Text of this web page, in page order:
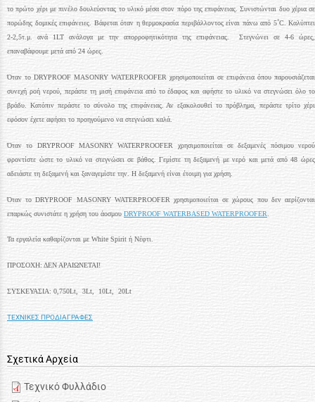
το πρώτο χέρι με πινέλο δουλεύοντας το υλικό μέσα στον πόρο της επιφάνειας. Συνιστώνται δυο χέρια σε
πορώδης δομικές επιφάνειες. Βάφεται όταν η θερμοκρασία περιβάλλοντος είναι πάνω από 5˚C. Καλύπτει
2-2,5τ.μ. ανά 1LT ανάλογα με την απορροφητικότητα της επιφάνειας. Στεγνώνει σε 4-6 ώρες,
επαναβάφουμε μετά από 24 ώρες.
Όταν το DRYPROOF MASONRY WATERPROOFER χρησιμοποιείται σε επιφάνεια όπου παρουσιάζεται
συνεχή ροή νερού, περάστε τη μισή επιφάνεια από το έδαφος και αφήστε το υλικό να στεγνώσει όλο το
βράδυ. Κατόπιν περάστε το σύνολο της επιφάνειας. Αν εξακολουθεί το πρόβλημα, περάστε τρίτο χέρι
εφόσον έχετε αφήσει το προηγούμενο να στεγνώσει καλά.
Όταν το DRYPROOF MASONRY WATERPROOFER χρησιμοποιείται σε δεξαμενές πόσιμου νερού
φροντίστε ώστε το υλικό να στεγνώσει σε βάθος. Γεμίστε τη δεξαμενή με νερό και μετά από 48 ώρες
αδειάστε τη δεξαμενή και ξαναγεμίστε την. Η δεξαμενή είναι έτοιμη για χρήση.
Όταν το DRYPROOF MASONRY WATERPROOFER χρησιμοποιείται σε χώρους που δεν αερίζονται
επαρκώς συνιστάτε η χρήση του άοσμου DRYPROOF WATERBASED WATERPROOFER
Τα εργαλεία καθαρίζονται με White Spirit ή Νέφτι.
ΠΡΟΣΟΧΗ: ΔΕΝ ΑΡΑΙΩΝΕΤΑΙ!
ΣΥΣΚΕΥΑΣΙΑ: 0,750Lt, 3Lt, 10Lt, 20Lt
ΤΕΧΝΙΚΕΣ ΠΡΟΔΙΑΓΡΑΦΕΣ
Σχετικά Αρχεία
Τεχνικό Φυλλάδιο